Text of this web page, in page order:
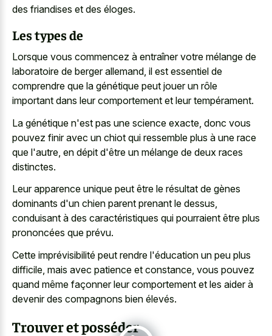
des friandises et des éloges.
Les types de
Lorsque vous commencez à entraîner votre mélange de
laboratoire de berger allemand, il est essentiel de
comprendre que la génétique peut jouer un rôle
important dans leur comportement et leur tempérament.
La génétique n'est pas une science exacte, donc vous
pouvez finir avec un chiot qui ressemble plus à une race
que l'autre, en dépit d'être un mélange de deux races
distinctes.
Leur apparence unique peut être le résultat de gènes
dominants d'un chien parent prenant le dessus,
conduisant à des caractéristiques qui pourraient être plus
prononcées que prévu.
Cette imprévisibilité peut rendre l'éducation un peu plus
difficile, mais avec patience et constance, vous pouvez
quand même façonner leur comportement et les aider à
devenir des compagnons bien élevés.
Trouver et posséder